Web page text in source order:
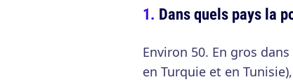
Dans quels pays la
Environ 50. En gros
en Turquie et en